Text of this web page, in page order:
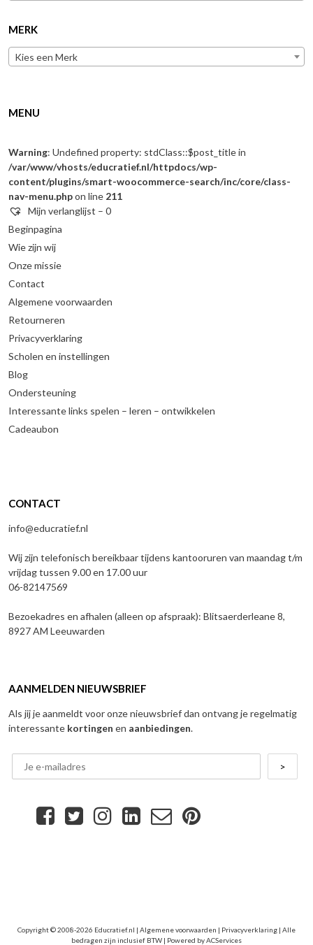
MERK
Kies een Merk
MENU
Warning: Undefined property: stdClass::$post_title in
/var/www/vhosts/educratief.nl/httpdocs/wp-
content/plugins/smart-woocommerce-search/inc/core/class-
nav-menu.phpon line 211
Mijn verlanglijst – 0
Beginpagina
Wie zijn wij
Onze missie
Contact
Algemene voorwaarden
Retourneren
Privacyverklaring
Scholen en instellingen
Blog
Ondersteuning
Interessante links spelen – leren – ontwikkelen
Cadeaubon
CONTACT
info@educratief.nl
Wij zijn telefonisch bereikbaar tijdens kantooruren van maandag t/m
vrijdag tussen 9.00 en 17.00 uur
06-82147569
Bezoekadres en afhalen (alleen op afspraak): Blitsaerderleane 8,
8927 AM Leeuwarden
AANMELDEN NIEUWSBRIEF
Als jij je aanmeldt voor onze nieuwsbrief dan ontvang je regelmatig
interessante kortingen en aanbiedingen.
Copyright © 2008-2026 Educratief.nl | Algemene voorwaarden | Privacyverklaring | Alle
bedragen zijn inclusief BTW | Powered byACServices